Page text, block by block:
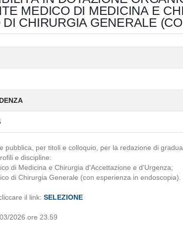
MEDICO DI MEDICINA E
DI CHIRURGIA GENERALE
pubblica, per titoli e colloquio, per la redazione di
e discipline:
di Medicina e Chirurgia d'Accettazione e d'Urgenza;
di Chirurgia Generale (con esperienza in endoscopia).
il link: SELEZIONE
2026 ore 23.59